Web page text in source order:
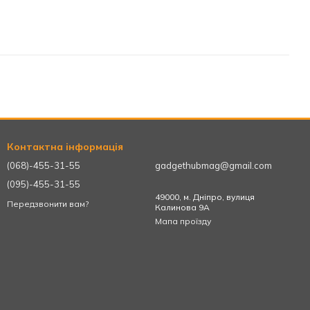
Контактна інформація
(068)-455-31-55
(095)-455-31-55
Передзвонити вам?
gadgethubmag@gmail.com
49000, м. Дніпро, вулиця
Калинова 9А
Мапа проїзду